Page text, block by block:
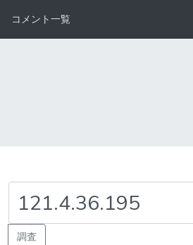
コメント一覧
調査